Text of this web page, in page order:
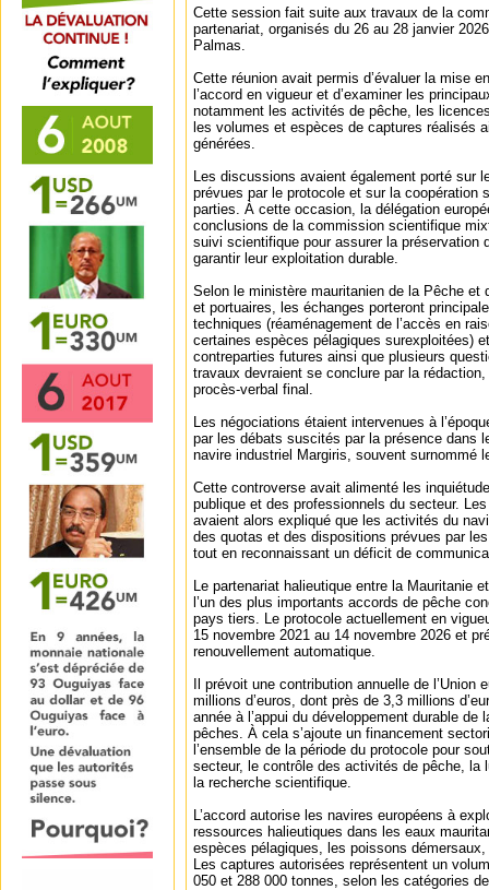
Cette session fait suite aux travaux de la
partenariat, organisés du 26 au 28 janvier
Palmas.
Cette réunion avait permis d’évaluer la mise
l’accord en vigueur et d’examiner les
notamment les activités de pêche, les
les volumes et espèces de captures réalisés
générées.
Les discussions avaient également porté sur
prévues par le protocole et sur la coopération
parties. À cette occasion, la délégation
conclusions de la commission scientifique
suivi scientifique pour assurer la préservation
garantir leur exploitation durable.
Selon le ministère mauritanien de la Pêche et
et portuaires, les échanges porteront
techniques (réaménagement de l’accès en
certaines espèces pélagiques surexploitées)
contreparties futures ainsi que plusieurs
travaux devraient se conclure par la rédaction,
procès-verbal final.
Les négociations étaient intervenues à
par les débats suscités par la présence dans
navire industriel Margiris, souvent surnommé
Cette controverse avait alimenté les
publique et des professionnels du secteur.
avaient alors expliqué que les activités du
des quotas et des dispositions prévues par
tout en reconnaissant un déficit de
Le partenariat halieutique entre la Mauritanie
l’un des plus importants accords de pêche
pays tiers. Le protocole actuellement en
15 novembre 2021 au 14 novembre 2026 et
renouvellement automatique.
Il prévoit une contribution annuelle de l’Union
millions d’euros, dont près de 3,3 millions
année à l’appui du développement durable de
pêches. À cela s’ajoute un financement
l’ensemble de la période du protocole pour
secteur, le contrôle des activités de pêche, la
la recherche scientifique.
L’accord autorise les navires européens à
ressources halieutiques dans les eaux
espèces pélagiques, les poissons
Les captures autorisées représentent un
050 et 288 000 tonnes, selon les catégories